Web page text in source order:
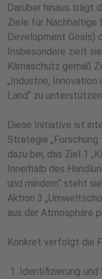
Darüber hinaus trägt
Ziele für Nachhaltige
Development Goals)
Insbesondere zielt
Klimaschutz gemäß
„Industrie, Innovation
Land“ zu
Diese Initiative ist
Strategie
dazu bei, das Ziel 1
Innerhalb des
und mindern“ steht
Aktion 3
aus der Atmosphäre
Konkret verfolgt die
Identifizierung und